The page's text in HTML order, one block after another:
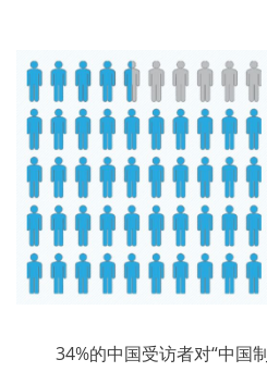
34%的中国受访者对“中国